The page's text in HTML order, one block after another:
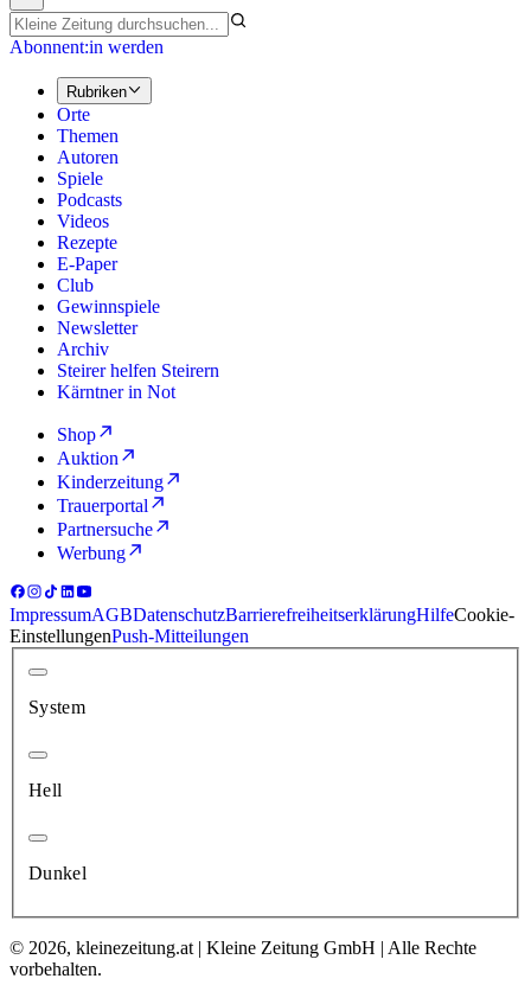
Abonnent:in werden
Rubriken
Orte
Themen
Autoren
Spiele
Podcasts
Videos
Rezepte
E-Paper
Club
Gewinnspiele
Newsletter
Archiv
Steirer helfen Steirern
Kärntner in Not
Shop
Auktion
Kinderzeitung
Trauerportal
Partnersuche
Werbung
ImpressumAGBDatenschutzBarrierefreiheitserklärungHilfeCookie-
EinstellungenPush-Mitteilungen
System
Hell
Dunkel
© 2026, kleinezeitung.at | Kleine Zeitung GmbH | Alle Rechte
vorbehalten.